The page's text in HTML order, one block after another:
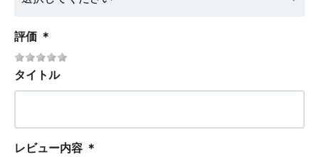
評価 ＊
タイトル
レビュー内容 ＊